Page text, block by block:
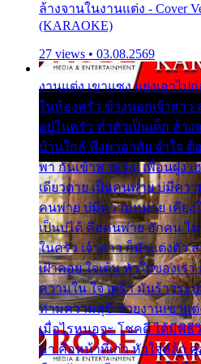
ล้างจานในงานแต่ง - Cover
(KARAOKE)
27 views • 03.08.2569
งานแต่ง เขาแซง แย่งเอาไ
ในห้องครัว ข้างนอกเจ้าสาว
อยู่ในครัว ทำตัวเป็นเด็ก ล้า
บ้านใกล้ พึ่งพาอาศัย จำใจ ต้
พา กันเข้าพาขวัญ เพื่อนฝูง เ
เดียวดาย เป็นคนพ่าย บ่มีควา
คนพ่าย บ่มีความหมาย เคียงใ
เป็นบ่ได้ คือคนพ่าย ฮักคน ไ
ในครัว เจ้าสาว ก็มัวแต่งตัว ส
เฝ้าคอย ใจเต้น หัวใจของเร
ความใน ใจ เศร้า มันร้าวระ
ท่ามความสุขี ช่วยงานเขาแต่
เมื่อไรหนอจะ โชคดี ได้มีพิธี
มา คือหน้าที่เก่า หัวใจหล้า